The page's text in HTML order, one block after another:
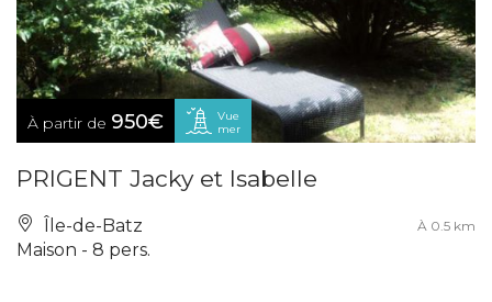
À partir de 950€
Vue
mer
PRIGENT Jacky et Isabelle
Île-de-Batz À 0.5 km
Maison - 8 pers.